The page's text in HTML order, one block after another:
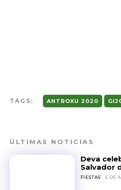
TAGS: ANTROXU 2020
ÚLTIMAS NOTICIAS
Deva
Salvador
FIESTAS 5 DE